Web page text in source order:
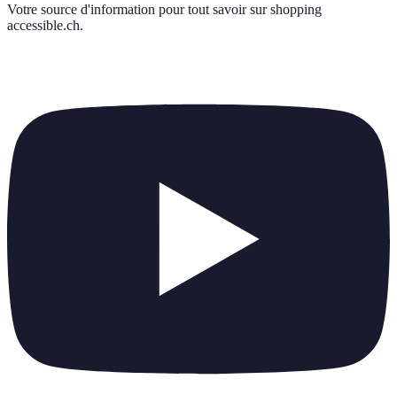
Votre source d'information pour tout savoir sur shopping
accessible.ch.